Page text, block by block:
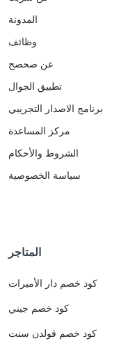
المدونة
وظائف
عن صحصح
تطبيق الجوال
برنامج الاصدار التجريبي
مركز المساعدة
الشروط والأحكام
سياسة الخصوصية
المتاجر
كود خصم دار الأميرات
كود خصم جيني
كود خصم قولدن سنت